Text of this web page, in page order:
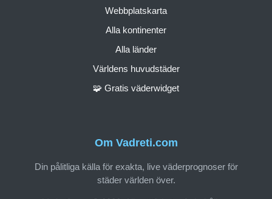
Om Vadreti.com
Din pålitliga källa för exakta, live väderprognoser för
städer världen över.
Webbplatskarta
Alla kontinenter
Alla länder
Världens huvudstäder
🧩 Gratis väderwidget